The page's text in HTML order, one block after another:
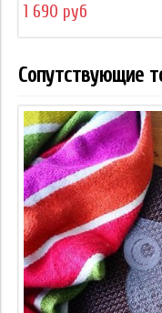
1 690 руб
Сопутствующие